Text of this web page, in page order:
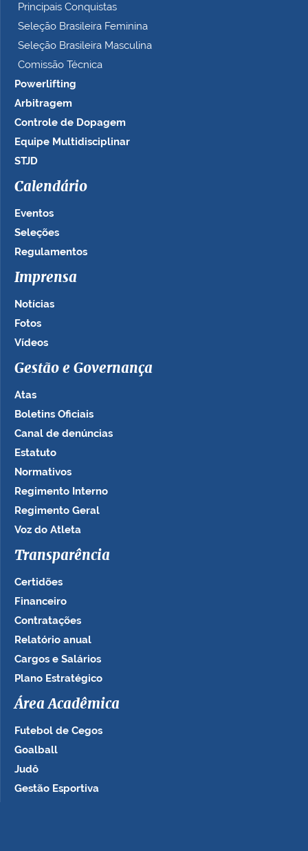
Principais Conquistas
Seleção Brasileira Feminina
Seleção Brasileira Masculina
Comissão Técnica
Powerlifting
Arbitragem
Controle de Dopagem
Equipe Multidisciplinar
STJD
Calendário
Eventos
Seleções
Regulamentos
Imprensa
Notícias
Fotos
Vídeos
Gestão e Governança
Atas
Boletins Oficiais
Canal de denúncias
Estatuto
Normativos
Regimento Interno
Regimento Geral
Voz do Atleta
Transparência
Certidões
Financeiro
Contratações
Relatório anual
Cargos e Salários
Plano Estratégico
Área Acadêmica
Futebol de Cegos
Goalball
Judô
Gestão Esportiva